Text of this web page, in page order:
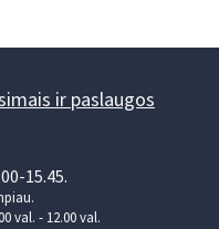
ir paslaugos
15.45.
val. - 12.00 val.